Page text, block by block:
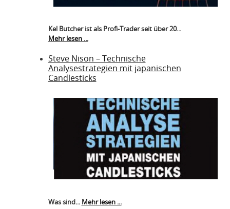
Kel Butcher ist als Profi-Trader seit über 20...
Mehr lesen ...
Steve Nison – Technische
Analysestrategien mit japanischen
Candlesticks
Was sind... Mehr lesen ...